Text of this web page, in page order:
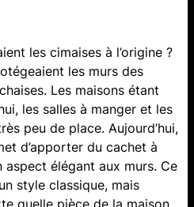
les cimaises à l’origine ?
les murs des
Les maisons étant
les salles à manger et les
peu de place. Aujourd’hui,
d’apporter du cachet à
aspect élégant aux murs. Ce
style classique, mais